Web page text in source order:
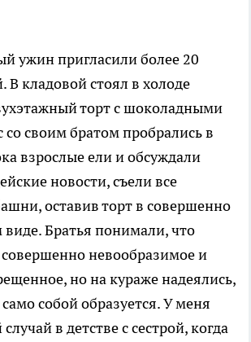
ужин пригласили более 20
В кладовой стоял в холоде
торт с шоколадными
своим братом пробрались в
взрослые ели и обсуждали
новости, съели все
оставив торт в совершенно
Братья понимали, что
невообразимое и
но на кураже надеялись,
собой образуется. У меня
в детстве с сестрой, когда